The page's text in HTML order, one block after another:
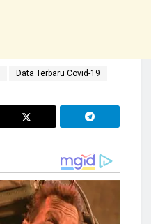
Data Terbaru Covid-19